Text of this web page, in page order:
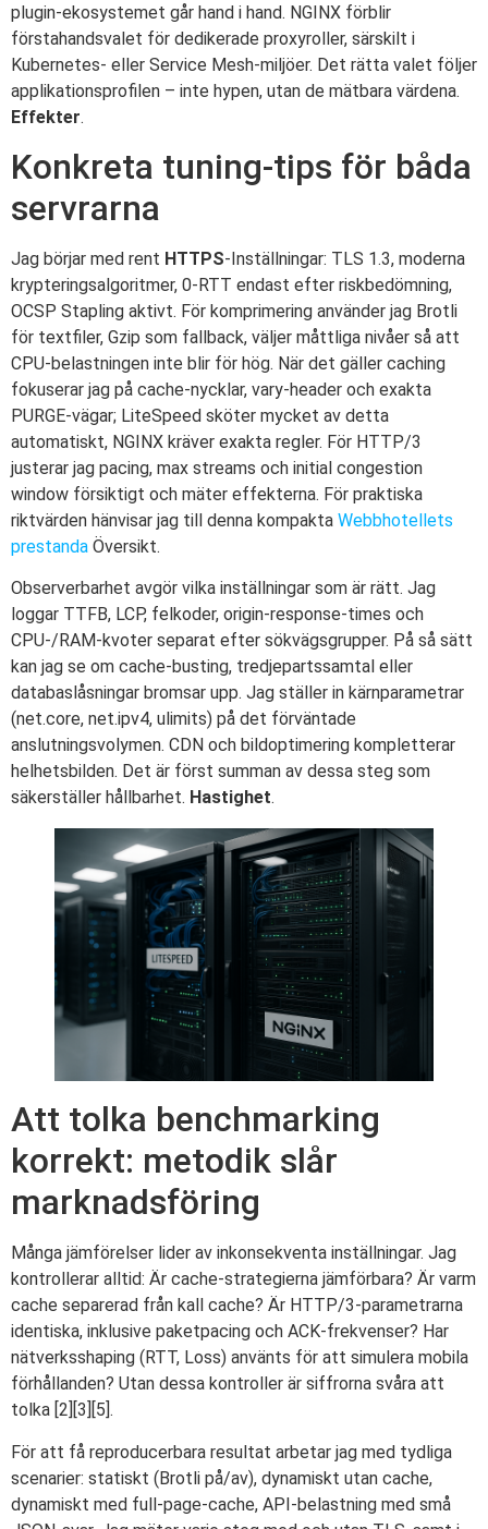
plugin-ekosystemet går hand i hand. NGINX förblir
förstahandsvalet för dedikerade proxyroller, särskilt i
Kubernetes- eller Service Mesh-miljöer. Det rätta valet följer
applikationsprofilen – inte hypen, utan de mätbara värdena.
Effekter.
Konkreta tuning-tips för båda
servrarna
Jag börjar med rent HTTPS-Inställningar: TLS 1.3, moderna
krypteringsalgoritmer, 0-RTT endast efter riskbedömning,
OCSP Stapling aktivt. För komprimering använder jag Brotli
för textfiler, Gzip som fallback, väljer måttliga nivåer så att
CPU-belastningen inte blir för hög. När det gäller caching
fokuserar jag på cache-nycklar, vary-header och exakta
PURGE-vägar; LiteSpeed sköter mycket av detta
automatiskt, NGINX kräver exakta regler. För HTTP/3
justerar jag pacing, max streams och initial congestion
window försiktigt och mäter effekterna. För praktiska
riktvärden hänvisar jag till denna kompakta Webbhotellets
prestanda Översikt.
Observerbarhet avgör vilka inställningar som är rätt. Jag
loggar TTFB, LCP, felkoder, origin-response-times och
CPU-/RAM-kvoter separat efter sökvägsgrupper. På så sätt
kan jag se om cache-busting, tredjepartssamtal eller
databaslåsningar bromsar upp. Jag ställer in kärnparametrar
(net.core, net.ipv4, ulimits) på det förväntade
anslutningsvolymen. CDN och bildoptimering kompletterar
helhetsbilden. Det är först summan av dessa steg som
säkerställer hållbarhet. Hastighet.
Att tolka benchmarking
korrekt: metodik slår
marknadsföring
Många jämförelser lider av inkonsekventa inställningar. Jag
kontrollerar alltid: Är cache-strategierna jämförbara? Är varm
cache separerad från kall cache? Är HTTP/3-parametrarna
identiska, inklusive paketpacing och ACK-frekvenser? Har
nätverksshaping (RTT, Loss) använts för att simulera mobila
förhållanden? Utan dessa kontroller är siffrorna svåra att
tolka [2][3][5].
För att få reproducerbara resultat arbetar jag med tydliga
scenarier: statiskt (Brotli på/av), dynamiskt utan cache,
dynamiskt med full-page-cache, API-belastning med små